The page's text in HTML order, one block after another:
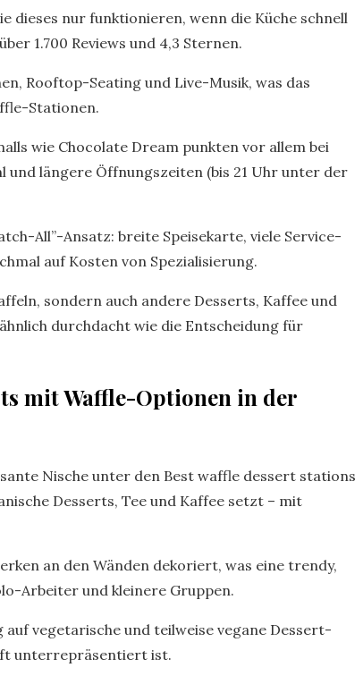
dieses nur funktionieren, wenn die Küche schnell
1.700 Reviews und 4,3 Sternen.
Rooftop-Seating und Live-Musik, was das
Stationen.
wie Chocolate Dream punkten vor allem bei
und längere Öffnungszeiten (bis 21 Uhr unter der
All”-Ansatz: breite Speisekarte, viele Service-
auf Kosten von Spezialisierung.
sondern auch andere Desserts, Kaffee und
durchdacht wie die Entscheidung für
mit Waffle-Optionen in der
Nische unter den Best waffle dessert stations
Desserts, Tee und Kaffee setzt – mit
an den Wänden dekoriert, was eine trendy,
Arbeiter und kleinere Gruppen.
vegetarische und teilweise vegane Dessert-
unterrepräsentiert ist.